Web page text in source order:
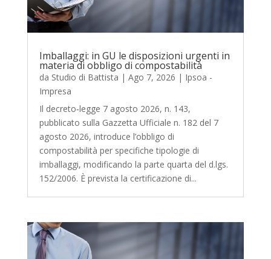
Imballaggi: in GU le disposizioni urgenti in
materia di obbligo di compostabilità
da Studio di Battista | Ago 7, 2026 | Ipsoa -
Impresa
Il decreto‑legge 7 agosto 2026, n. 143,
pubblicato sulla Gazzetta Ufficiale n. 182 del 7
agosto 2026, introduce l’obbligo di
compostabilità per specifiche tipologie di
imballaggi, modificando la parte quarta del d.lgs.
152/2006. È prevista la certificazione di...